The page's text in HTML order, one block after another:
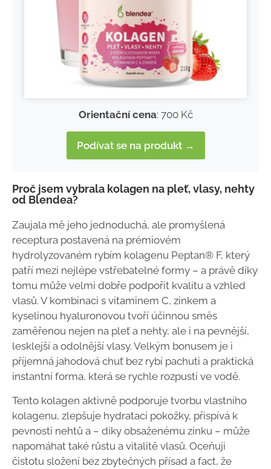
Orientační cena: 700 Kč
Podívat se na produkt →
Proč jsem vybrala kolagen na pleť, vlasy, nehty
od Blendea?
Zaujala mě jeho jednoduchá, ale promyšlená
receptura postavená na prémiovém
hydrolyzovaném rybím kolagenu Peptan® F, který
patří mezi nejlépe vstřebatelné formy – a právě díky
tomu může velmi dobře podpořit kvalitu a vzhled
vlasů. V kombinaci s vitaminem C, zinkem a
kyselinou hyaluronovou tvoří účinnou směs
zaměřenou nejen na pleť a nehty, ale i na pevnější,
lesklejší a odolnější vlasy. Velkým bonusem je i
příjemná jahodová chuť bez rybí pachuti a praktická
instantní forma, která se rychle rozpustí ve vodě.
Tento kolagen aktivně podporuje tvorbu vlastního
kolagenu, zlepšuje hydrataci pokožky, přispívá k
pevnosti nehtů a – díky obsaženému zinku – může
napomáhat také růstu a vitalitě vlasů. Oceňuji
čistotu složení bez zbytečných přísad a fact, že